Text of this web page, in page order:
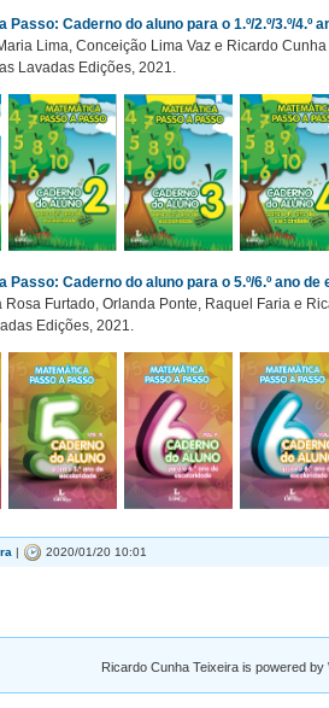
Passo: Caderno do aluno para o 1.º/2.º/3.º/4.º
Lima, Conceição Lima Vaz e Ricardo Cunha
Lavadas Edições, 2021.
Passo: Caderno do aluno para o 5.º/6.º ano de
Rosa Furtado, Orlanda Ponte, Raquel Faria e
Edições, 2021.
| 2020/01/20 10:01
Ricardo Cunha Teixeira is powered by